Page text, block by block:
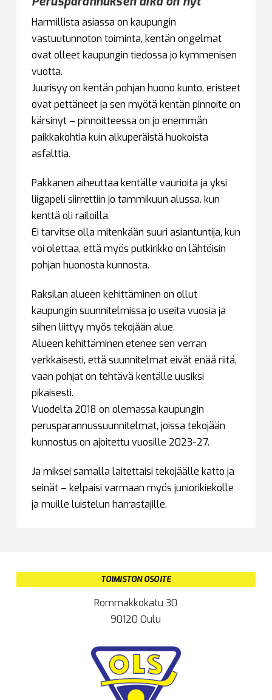
Harmillista asiassa on kaupungin
vastuutunnoton toiminta, kentän ongelmat
ovat olleet kaupungin tiedossa jo kymmenisen
vuotta.
Juurisyy on kentän pohjan huono kunto, eristeet
ovat pettäneet ja sen myötä kentän pinnoite on
kärsinyt – pinnoitteessa on jo enemmän
paikkakohtia kuin alkuperäistä huokoista
asfalttia.
Pakkanen aiheuttaa kentälle vaurioita ja yksi
liigapeli siirrettiin jo tammikuun alussa. kun
kenttä oli railoilla.
Ei tarvitse olla mitenkään suuri asiantuntija, kun
voi olettaa, että myös putkirikko on lähtöisin
pohjan huonosta kunnosta.
Raksilan alueen kehittäminen on ollut
kaupungin suunnitelmissa jo useita vuosia ja
siihen liittyy myös tekojään alue.
Alueen kehittäminen etenee sen verran
verkkaisesti, että suunnitelmat eivät enää riitä,
vaan pohjat on tehtävä kentälle uusiksi
pikaisesti.
Vuodelta 2018 on olemassa kaupungin
perusparannussuunnitelmat, joissa tekojään
kunnostus on ajoitettu vuosille 2023-27.
Ja miksei samalla laitettaisi tekojäälle katto ja
seinät – kelpaisi varmaan myös juniorikiekolle
ja muille luistelun harrastajille.
TOIMISTON OSOITE
Rommakkokatu 30
90120 Oulu